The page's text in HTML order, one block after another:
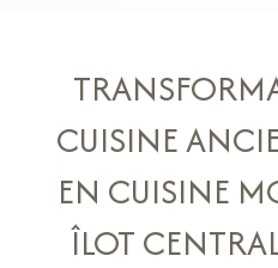
CUISINE
EN CUISINE
ÎLOT